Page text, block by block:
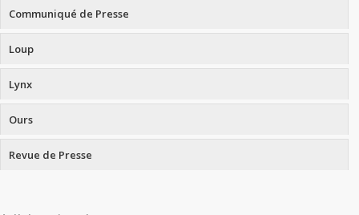
Communiqué de Presse
Loup
Lynx
Ours
Revue de Presse